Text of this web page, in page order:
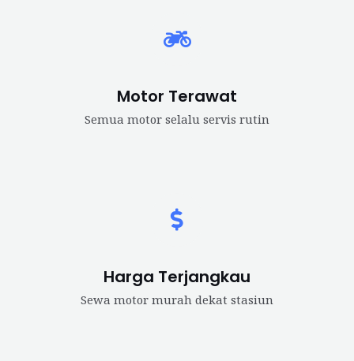
Motor Terawat
Semua motor selalu servis rutin
Harga Terjangkau
Sewa motor murah dekat stasiun